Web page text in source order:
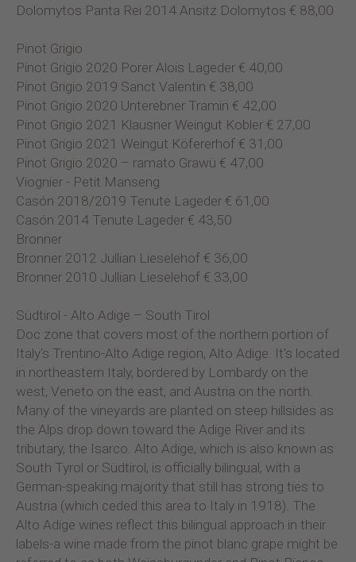
Dolomytos Panta Rei 2014 Ansitz Dolomytos € 88,00
Pinot Grigio
Pinot Grigio 2020 Porer Alois Lageder € 40,00
Pinot Grigio 2019 Sanct Valentin € 38,00
Pinot Grigio 2020 Unterebner Tramin € 42,00
Pinot Grigio 2021 Klausner Weingut Kobler € 27,00
Pinot Grigio 2021 Weingut Köfererhof € 31,00
Pinot Grigio 2020 – ramato Grawü € 47,00
Viognier - Petit Manseng
Casón 2018/2019 Tenute Lageder € 61,00
Casón 2014 Tenute Lageder € 43,50
Bronner
Bronner 2012 Jullian Lieselehof € 36,00
Bronner 2010 Jullian Lieselehof € 33,00
Südtirol - Alto Adige – South Tirol
Doc zone that covers most of the northern portion of
Italy's Trentino-Alto Adige region, Alto Adige. It's located
in northeastern Italy, bordered by Lombardy on the
west, Veneto on the east, and Austria on the north.
Many of the vineyards are planted on steep hillsides as
the Alps drop down toward the Adige River and its
tributary, the Isarco. Alto Adige, which is also known as
South Tyrol or Südtirol, is officially bilingual, with a
German-speaking majority that still has strong ties to
Austria (which ceded this area to Italy in 1918). The
Alto Adige wines reflect this bilingual approach in their
labels-a wine made from the pinot blanc grape might be